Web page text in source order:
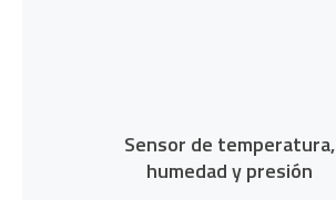
Sensor de temperatura,
humedad y presión